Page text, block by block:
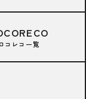
ロコレコ一覧